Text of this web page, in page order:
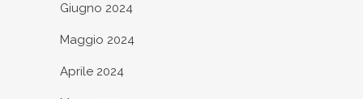
Giugno 2024
Maggio 2024
Aprile 2024